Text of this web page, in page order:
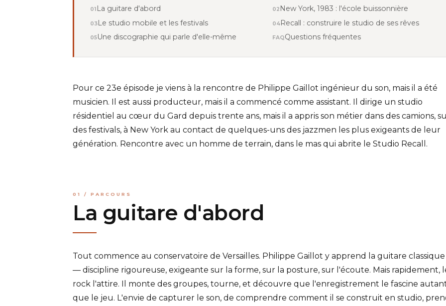
La guitare d'abord
New York, 1983 : l'école buissonnière
Le studio mobile et les festivals
Recall : construire le studio de ses rêves
Une discographie qui parle d'elle-même
Questions fréquentes
Pour ce 23e épisode je viens à la rencontre de Philippe Gaillot ingénieur du son, mais il a été
musicien. Il est aussi producteur, mais il a commencé comme assistant. Il dirige un studio
résidentiel au cœur du Gard depuis trente ans, mais il a appris son métier dans des camions,
des festivals, à New York au contact de quelques-uns des jazzmen les plus exigeants de leur
génération. Rencontre avec un homme de terrain, dans le mas qui abrite le Studio Recall.
01 / PARCOURS
La guitare d'abord
Tout commence au conservatoire de Versailles. Philippe Gaillot y apprend la guitare classique
— discipline rigoureuse, exigeante sur la forme, sur la posture, sur l'écoute. Mais rapidement,
rock l'attire. Il monte des groupes, tourne, et découvre que l'enregistrement le fascine
que le jeu. L'envie de capturer le son, de comprendre comment il se construit en studio,